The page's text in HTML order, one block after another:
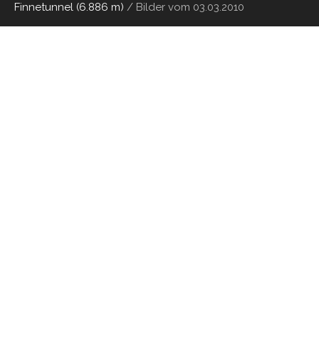
Finnetunnel (6.886 m) / Bilder vom 03.03.2010